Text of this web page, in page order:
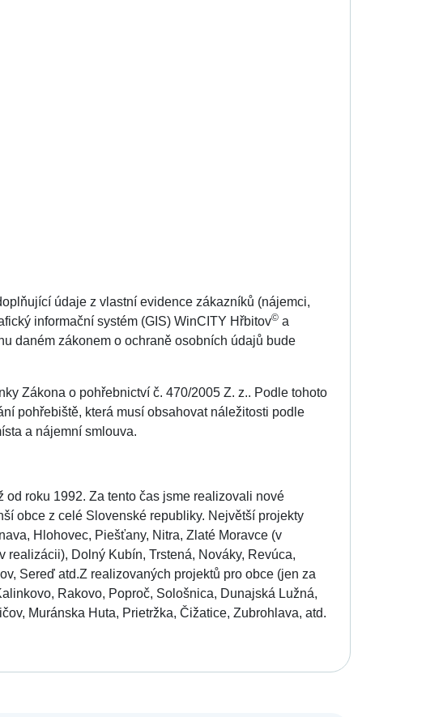
údaje z vlastní evidence zákazníků (nájemci,
informační systém (GIS) WinCITY Hřbitov© a
daném zákonem o ochraně osobních údajů bude
Zákona o pohřebnictví č. 470/2005 Z. z.. Podle tohoto
pohřebiště, která musí obsahovat náležitosti podle
a nájemní smlouva.
roku 1992. Za tento čas jsme realizovali nové
obce z celé Slovenské republiky. Největší projekty
Hlohovec, Piešťany, Nitra, Zlaté Moravce (v
realizácii), Dolný Kubín, Trstená, Nováky, Revúca,
Sereď atd.Z realizovaných projektů pro obce (jen za
Rakovo, Poproč, Sološnica, Dunajská Lužná,
Muránska Huta, Prietržka, Čižatice, Zubrohlava, atd.